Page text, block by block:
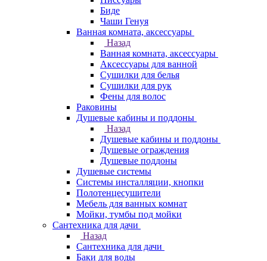
Биде
Чаши Генуя
Ванная комната, аксессуары
Назад
Ванная комната, аксессуары
Аксессуары для ванной
Сушилки для белья
Сушилки для рук
Фены для волос
Раковины
Душевые кабины и поддоны
Назад
Душевые кабины и поддоны
Душевые ограждения
Душевые поддоны
Душевые системы
Системы инсталляции, кнопки
Полотенцесушители
Мебель для ванных комнат
Мойки, тумбы под мойки
Сантехника для дачи
Назад
Сантехника для дачи
Баки для воды